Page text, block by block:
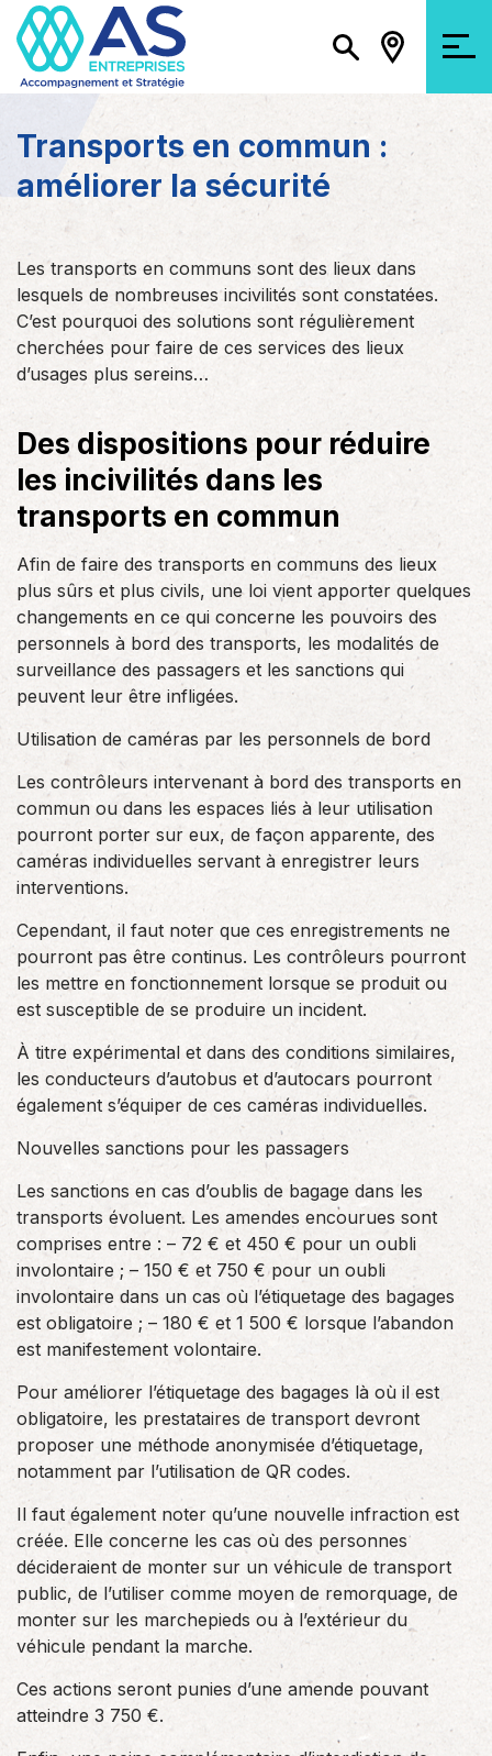
Transports en commun :
améliorer la sécurité
Les transports en communs sont des lieux dans
lesquels de nombreuses incivilités sont constatées.
C’est pourquoi des solutions sont régulièrement
cherchées pour faire de ces services des lieux
d’usages plus sereins…
Des dispositions pour réduire
les incivilités dans les
transports en commun
Afin de faire des transports en communs des lieux
plus sûrs et plus civils, une loi vient apporter quelques
changements en ce qui concerne les pouvoirs des
personnels à bord des transports, les modalités de
surveillance des passagers et les sanctions qui
peuvent leur être infligées.
Utilisation de caméras par les personnels de bord
Les contrôleurs intervenant à bord des transports en
commun ou dans les espaces liés à leur utilisation
pourront porter sur eux, de façon apparente, des
caméras individuelles servant à enregistrer leurs
interventions.
Cependant, il faut noter que ces enregistrements ne
pourront pas être continus. Les contrôleurs pourront
les mettre en fonctionnement lorsque se produit ou
est susceptible de se produire un incident.
À titre expérimental et dans des conditions similaires,
les conducteurs d’autobus et d’autocars pourront
également s’équiper de ces caméras individuelles.
Nouvelles sanctions pour les passagers
Les sanctions en cas d’oublis de bagage dans les
transports évoluent. Les amendes encourues sont
comprises entre : – 72 € et 450 € pour un oubli
involontaire ; – 150 € et 750 € pour un oubli
involontaire dans un cas où l’étiquetage des bagages
est obligatoire ; – 180 € et 1 500 € lorsque l’abandon
est manifestement volontaire.
Pour améliorer l’étiquetage des bagages là où il est
obligatoire, les prestataires de transport devront
proposer une méthode anonymisée d’étiquetage,
notamment par l’utilisation de QR codes.
Il faut également noter qu’une nouvelle infraction est
créée. Elle concerne les cas où des personnes
décideraient de monter sur un véhicule de transport
public, de l’utiliser comme moyen de remorquage, de
monter sur les marchepieds ou à l’extérieur du
véhicule pendant la marche.
Ces actions seront punies d’une amende pouvant
atteindre 3 750 €.